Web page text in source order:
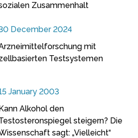
Zusammenhalt
December 2024
mit
Testsystemen
January 2003
Alkohol den
steigern? Die
sagt: „Vielleicht“